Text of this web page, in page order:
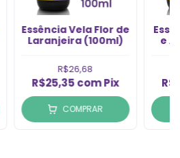
Essência Vela Flor de
Laranjeira (100ml)
R$26,68
R$25,35comPix
COMPRAR
e